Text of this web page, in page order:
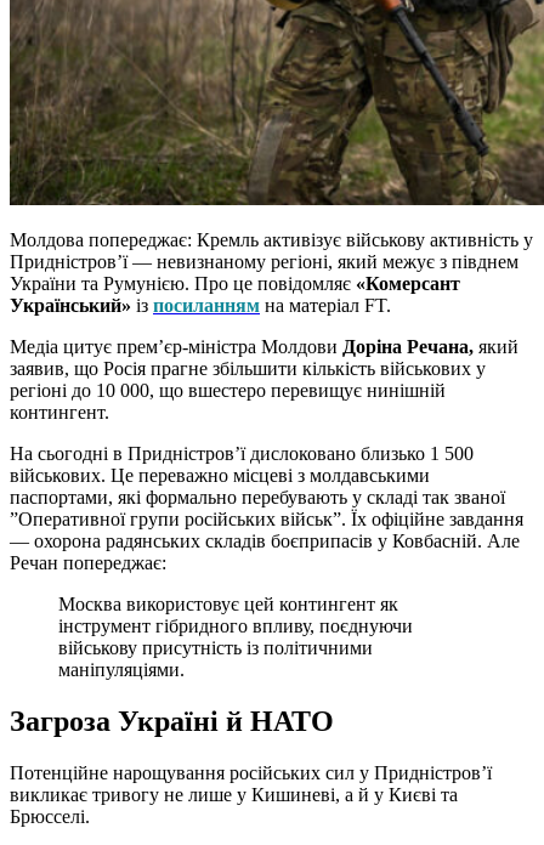
Молдова попереджає: Кремль активізує військову активність у
Придністров’ї — невизнаному регіоні, який межує з півднем
України та Румунією. Про це повідомляє «Комерсант
Український» із посиланням на матеріал FT.
Медіа цитує прем’єр-міністра Молдови Доріна Речана, який
заявив, що Росія прагне збільшити кількість військових у
регіоні до 10 000, що вшестеро перевищує нинішній
контингент.
На сьогодні в Придністров’ї дислоковано близько 1 500
військових. Це переважно місцеві з молдавськими
паспортами, які формально перебувають у складі так званої
”Оперативної групи російських військ”. Їх офіційне завдання
— охорона радянських складів боєприпасів у Ковбасній. Але
Речан попереджає:
Москва використовує цей контингент як
інструмент гібридного впливу, поєднуючи
військову присутність із політичними
маніпуляціями.
Загроза Україні й НАТО
Потенційне нарощування російських сил у Придністров’ї
викликає тривогу не лише у Кишиневі, а й у Києві та
Брюсселі.